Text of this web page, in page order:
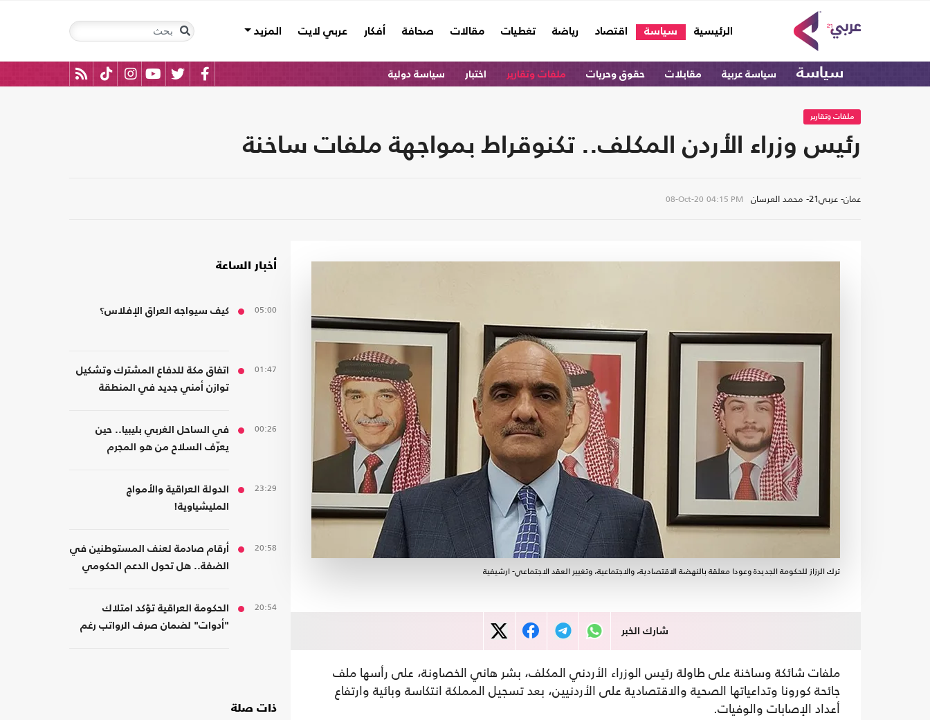
الرئيسية
(current) سياسة اقتصاد رياضة تغطيات مقالات صحافة أفكار عربي لايت المزيد
سياسة سياسة عربية مقابلات حقوق وحريات ملفات وتقارير اختبار سياسة دولية
ملفات وتقارير
رئيس وزراء الأردن المكلف.. تكنوقراط بمواجهة ملفات ساخنة
عمان- عربي21- محمد العرسان 08-Oct-20 04:15 PM
ترك الرزاز للحكومة الجديدة وعودا معلقة بالنهضة الاقتصادية، والاجتماعية، وتغيير العقد الاجتماعي- ارشيفية
شارك الخبر
ملفات شائكة وساخنة على طاولة رئيس الوزراء الأردني المكلف، بشر هاني الخصاونة، على رأسها ملف
جائحة كورونا وتداعياتها الصحية والاقتصادية على الأردنيين، بعد تسجيل المملكة انتكاسة وبائية وارتفاع
أعداد الإصابات والوفيات.
أخبار الساعة
05:00 كيف سيواجه العراق الإفلاس؟
01:47
اتفاق مكة للدفاع المشترك وتشكيل
توازن أمني جديد في المنطقة
00:26
في الساحل الغربي بليبيا.. حين
يعرّف السلاح من هو المجرم
23:29
الدولة العراقية والأمواج
المليشياوية!
20:58
أرقام صادمة لعنف المستوطنين في
الضفة.. هل تحول الدعم الحكومي
20:54
الحكومة العراقية تؤكد امتلاك
"أدوات" لضمان صرف الرواتب رغم
ذات صلة